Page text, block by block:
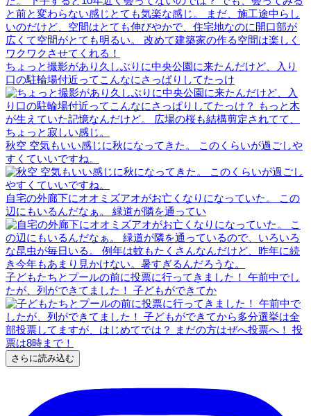
ちょっと撮影があり久しぶりに中央公園に来たんだけど、入り
口の駐輪場付近ってこんなにさっぱりしてたっけ
秋空 空気もいい感じに秋になってきた。 このくらいが過ごしや
すくていいですね。
自宅の外廊下にオオミズアオがお亡くなりになっていた。 この
辺にもいるんだなぁ。 緑道が隣を通ってい
子どもたちとプールの前に投票に行ってきました！ 午前中でし
たが、列ができてました！ 子どもができてか
さらに読み込む